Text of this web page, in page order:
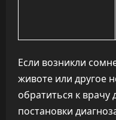
Если возникли
животе или другое
обратиться к врачу
постановки